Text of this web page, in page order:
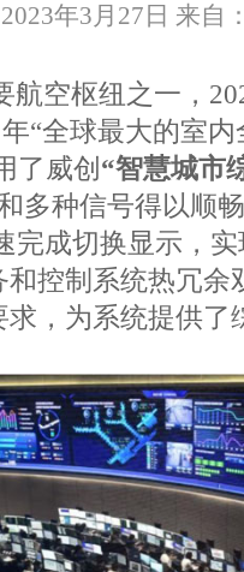
年3月27日 来自
空枢纽之一，
“全球最大的室内
了威创 “智慧城市
多种信号得以顺
完成切换显示，
控制系统热冗
，为系统提供了